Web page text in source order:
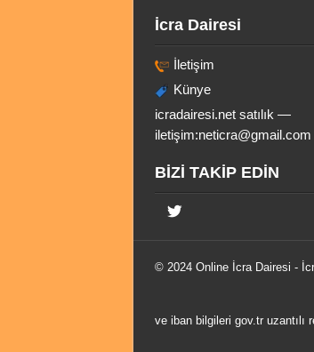
İcra Dairesi
İletişim
Künye
icradairesi.net satılık —
iletişim:neticra@gmail.com
BİZİ TAKİP EDİN
© 2024 Online İcra Dairesi -
ve iban bilgileri gov.tr uzantılı